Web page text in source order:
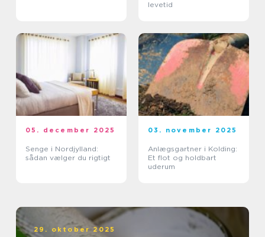
levetid
05. december 2025
Senge i Nordjylland:
sådan vælger du rigtigt
03. november 2025
Anlægsgartner i Kolding:
Et flot og holdbart
uderum
29. oktober 2025